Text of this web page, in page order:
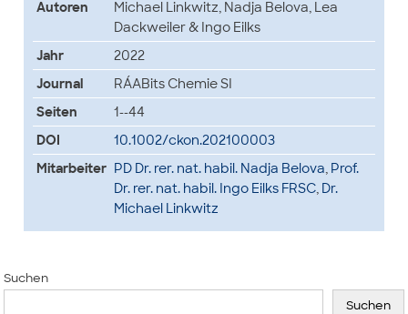
Autoren
Michael Linkwitz, Nadja Belova, Lea
Dackweiler & Ingo Eilks
Jahr
2022
Journal
RÁABits Chemie SI
Seiten
1--44
DOI
10.1002/ckon.202100003
Mitarbeiter PD Dr. rer. nat. habil. Nadja Belova, Prof.
Dr. rer. nat. habil. Ingo Eilks FRSC, Dr.
Michael Linkwitz
Suchen
Suchen